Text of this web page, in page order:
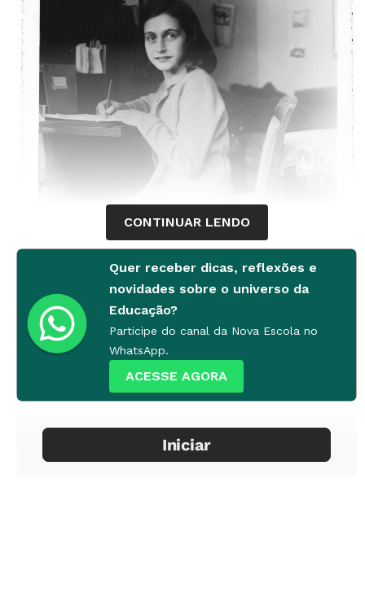
O diário mais famoso do mundo começou a ser
escrito pouco antes de Anne, seus pais, sua
CONTINUAR LENDO
Quer receber dicas, reflexões e
novidades sobre o universo da
Educação?
Participe do canal da Nova Escola no
WhatsApp.
ACESSE AGORA